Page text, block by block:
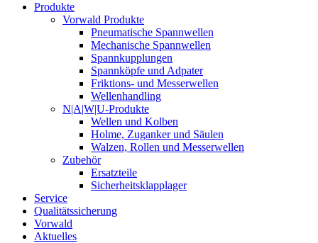
Produkte
Vorwald Produkte
Pneumatische Spannwellen
Mechanische Spannwellen
Spannkupplungen
Spannköpfe und Adpater
Friktions- und Messerwellen
Wellenhandling
N|A|W|U-Produkte
Wellen und Kolben
Holme, Zuganker und Säulen
Walzen, Rollen und Messerwellen
Zubehör
Ersatzteile
Sicherheitsklapplager
Service
Qualitätssicherung
Vorwald
Aktuelles